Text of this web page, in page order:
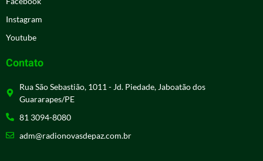
Instagram
Youtube
Contato
Rua São Sebastião, 1011 - Jd. Piedade, Jaboatão dos
Guararapes/PE
81 3094-8080
adm@radionovasdepaz.com.br